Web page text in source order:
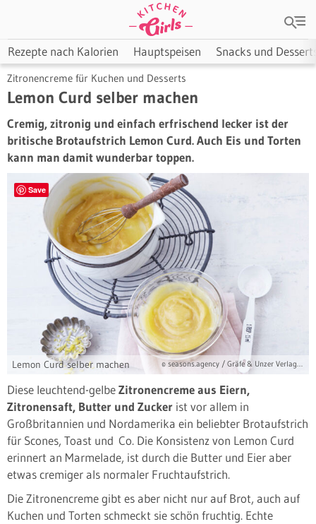
Rezepte nach Kalorien Hauptspeisen Snacks und
Zitronencreme für Kuchen und Desserts
Lemon Curd selber machen
Cremig, zitronig und einfach erfrischend lecker ist der
britische Brotaufstrich Lemon Curd. Auch Eis und Torten
kann man damit wunderbar toppen.
Save
Lemon Curd selber machen © seasons.agency / Gräfe & Unzer Verlag / Schütz, Anke
Diese leuchtend-gelbeZitronencreme aus Eiern,
Zitronensaft, Butter und Zucker ist vor allem in
Großbritannien und Nordamerika ein beliebter Brotaufstrich
für Scones, Toast und Co. Die Konsistenz von Lemon Curd
erinnert an Marmelade, ist durch die Butter und Eier aber
etwas cremiger als normaler Fruchtaufstrich.
Die Zitronencreme gibt es aber nicht nur auf Brot, auch auf
Kuchen und Torten schmeckt sie schön fruchtig. Echte